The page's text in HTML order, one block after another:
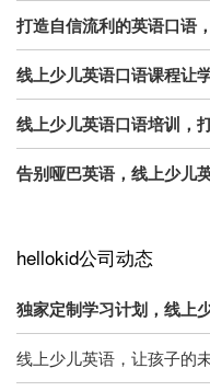
打造自信流利的英语口语
线上少儿英语口语课程让
线上少儿英语口语培训，
告别哑巴英语，线上少儿
hellokid公司动态
独家定制学习计划，线上
线上少儿英语，让孩子的